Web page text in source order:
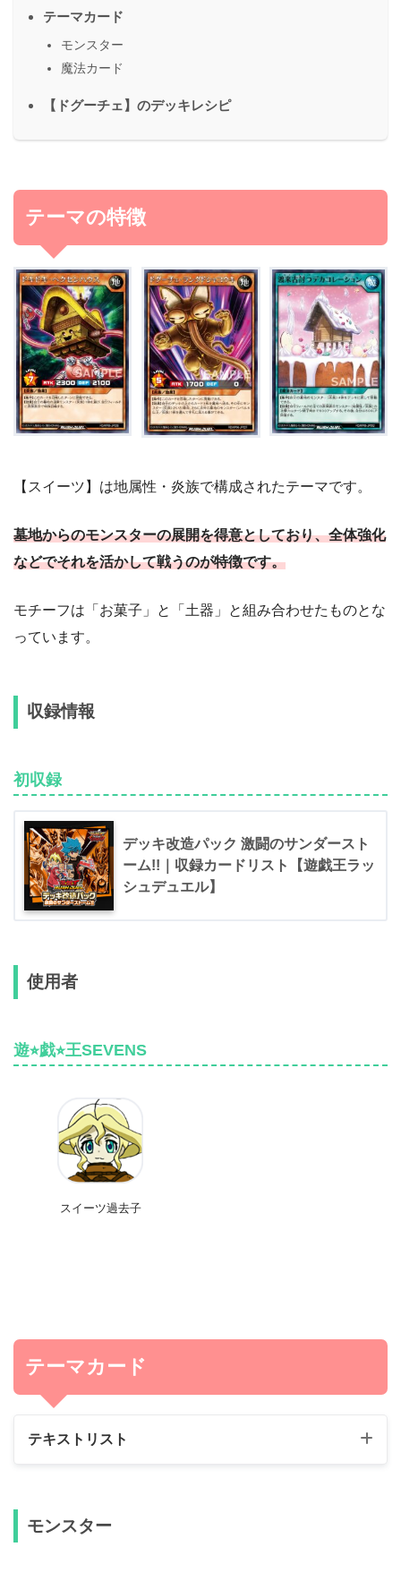
テーマカード
モンスター
魔法カード
【ドグーチェ】のデッキレシピ
テーマの特徴
【スイーツ】は地属性・炎族で構成されたテーマです。
墓地からのモンスターの展開を得意としており、全体強化
などでそれを活かして戦うのが特徴です。
モチーフは「お菓子」と「土器」と組み合わせたものとな
っています。
収録情報
初収録
デッキ改造パック 激闘のサンダースト
ーム!!｜収録カードリスト【遊戯王ラッ
シュデュエル】
使用者
遊⭐︎戯⭐︎王SEVENS
スイーツ過去子
テーマカード
テキストリスト
上級モンスター（レベル5・6）
モンスター